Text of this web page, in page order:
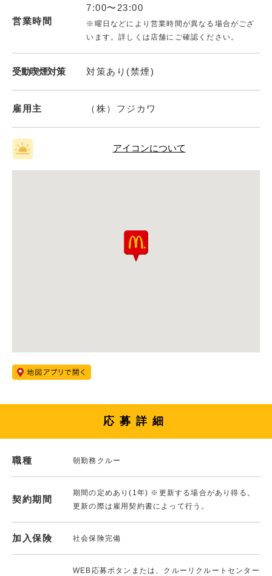
営業時間
7:00〜23:00
※曜日などにより営業時間が異なる場合がござ
います。詳しくは店舗にご確認ください。
受動喫煙対策 対策あり(禁煙)
雇用主 （株）フジカワ
アイコンについて
応募詳細
職種 朝勤務クルー
契約期間
期間の定めあり(1年) ※更新する場合があり得る。
更新の際は雇用契約書によって行う。
加入保険 社会保険完備
WEB応募ボタンまたは、クルーリクルートセンター